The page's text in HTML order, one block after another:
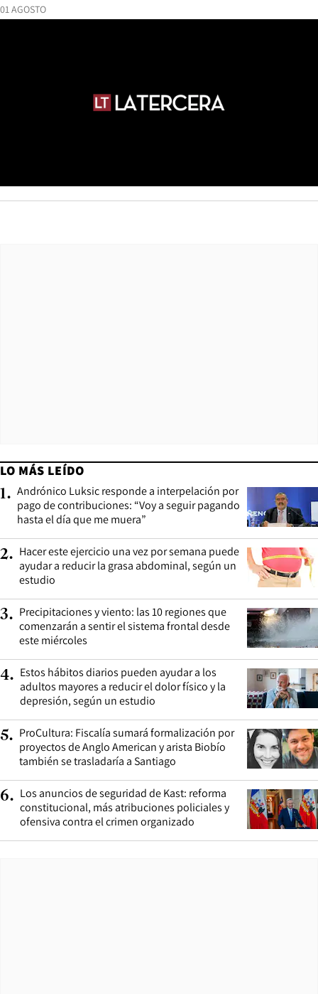
01 AGOSTO
LO MÁS LEÍDO
1. Andrónico Luksic responde a interpelación por
pago de contribuciones: “Voy a seguir pagando
hasta el día que me muera”
2. Hacer este ejercicio una vez por semana puede
ayudar a reducir la grasa abdominal, según un
estudio
3. Precipitaciones y viento: las 10 regiones que
comenzarán a sentir el sistema frontal desde
este miércoles
4. Estos hábitos diarios pueden ayudar a los
adultos mayores a reducir el dolor físico y la
depresión, según un estudio
5. ProCultura: Fiscalía sumará formalización por
proyectos de Anglo American y arista Biobío
también se trasladaría a Santiago
6. Los anuncios de seguridad de Kast: reforma
constitucional, más atribuciones policiales y
ofensiva contra el crimen organizado